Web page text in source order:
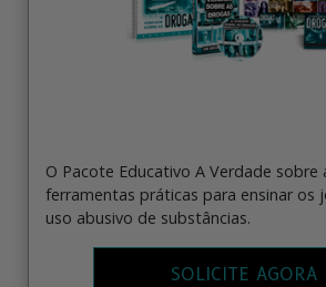
O Pacote Educativo A Verdade sobre
ferramentas práticas para ensinar os
uso abusivo de substâncias.
SOLICITE AGORA